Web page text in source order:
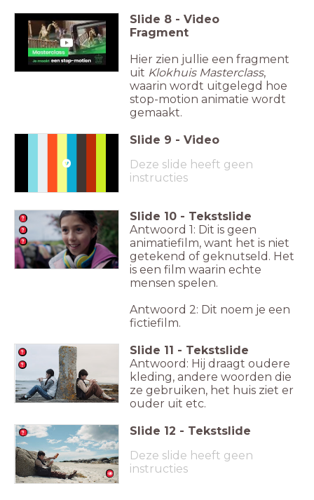
Slide 8 - Video
Fragment
Hier zien jullie een fragment
uit Klokhuis Masterclass,
waarin wordt uitgelegd hoe
stop-motion animatie wordt
gemaakt.
Slide 9 - Video
Deze slide heeft geen
instructies
Slide 10 - Tekstslide
Antwoord 1: Dit is geen
animatiefilm, want het is niet
getekend of geknutseld. Het
is een film waarin echte
mensen spelen.
Antwoord 2: Dit noem je een
fictiefilm.
Slide 11 - Tekstslide
Antwoord: Hij draagt oudere
kleding, andere woorden die
ze gebruiken, het huis ziet er
ouder uit etc.
Slide 12 - Tekstslide
Deze slide heeft geen
instructies